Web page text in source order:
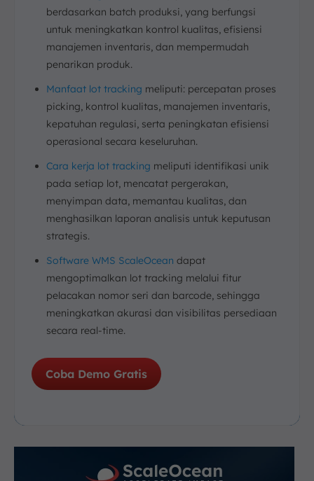
berdasarkan batch produksi, yang berfungsi
untuk meningkatkan kontrol kualitas, efisiensi
manajemen inventaris, dan mempermudah
penarikan produk.
Manfaat lot tracking meliputi: percepatan proses
picking, kontrol kualitas, manajemen inventaris,
kepatuhan regulasi, serta peningkatan efisiensi
operasional secara keseluruhan.
Cara kerja lot tracking meliputi identifikasi unik
pada setiap lot, mencatat pergerakan,
menyimpan data, memantau kualitas, dan
menghasilkan laporan analisis untuk keputusan
strategis.
Software WMS ScaleOcean dapat
mengoptimalkan lot tracking melalui fitur
pelacakan nomor seri dan barcode, sehingga
meningkatkan akurasi dan visibilitas persediaan
secara real-time.
Coba Demo Gratis